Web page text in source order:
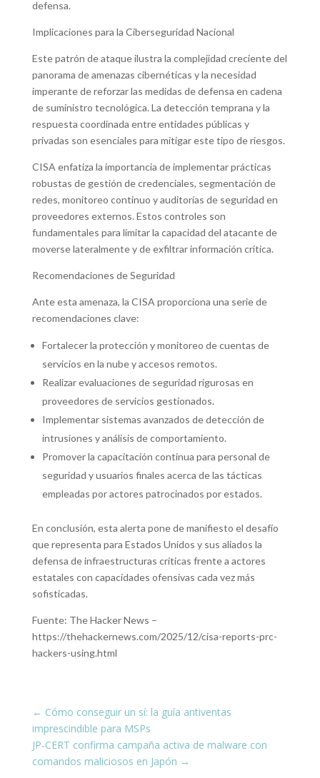
defensa.
Implicaciones para la Ciberseguridad Nacional
Este patrón de ataque ilustra la complejidad creciente del
panorama de amenazas cibernéticas y la necesidad
imperante de reforzar las medidas de defensa en cadena
de suministro tecnológica. La detección temprana y la
respuesta coordinada entre entidades públicas y
privadas son esenciales para mitigar este tipo de riesgos.
CISA enfatiza la importancia de implementar prácticas
robustas de gestión de credenciales, segmentación de
redes, monitoreo continuo y auditorías de seguridad en
proveedores externos. Estos controles son
fundamentales para limitar la capacidad del atacante de
moverse lateralmente y de exfiltrar información crítica.
Recomendaciones de Seguridad
Ante esta amenaza, la CISA proporciona una serie de
recomendaciones clave:
Fortalecer la protección y monitoreo de cuentas de
servicios en la nube y accesos remotos.
Realizar evaluaciones de seguridad rigurosas en
proveedores de servicios gestionados.
Implementar sistemas avanzados de detección de
intrusiones y análisis de comportamiento.
Promover la capacitación continua para personal de
seguridad y usuarios finales acerca de las tácticas
empleadas por actores patrocinados por estados.
En conclusión, esta alerta pone de manifiesto el desafío
que representa para Estados Unidos y sus aliados la
defensa de infraestructuras críticas frente a actores
estatales con capacidades ofensivas cada vez más
sofisticadas.
Fuente: The Hacker News –
https://thehackernews.com/2025/12/cisa-reports-prc-
hackers-using.html
← Cómo conseguir un sí: la guía antiventas
imprescindible para MSPs
JP-CERT confirma campaña activa de malware con
comandos maliciosos en Japón →